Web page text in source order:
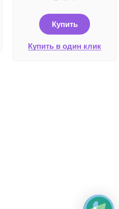
Купить
Купить в один клик